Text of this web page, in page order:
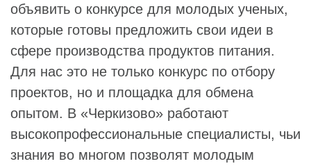
объявить о конкурсе для молодых ученых,
которые готовы предложить свои идеи в
сфере производства продуктов питания.
Для нас это не только конкурс по отбору
проектов, но и площадка для обмена
опытом. В «Черкизово» работают
высокопрофессиональные специалисты, чьи
знания во многом позволят молодым